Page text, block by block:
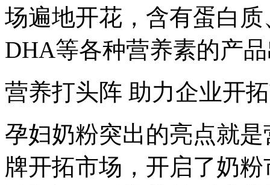
场遍地开花，含有蛋白
DHA等各种营养素的产
营养打头阵 助力企业开
孕妇奶粉突出的亮点就
牌开拓市场，开启了奶